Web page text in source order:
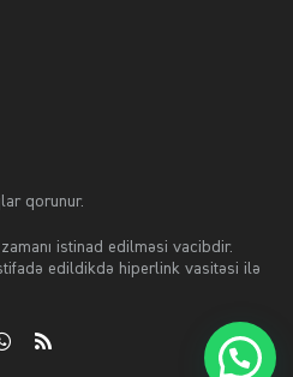
qorunur.
istinad edilməsi vacibdir.
edildikdə hiperlink vasitəsi ilə